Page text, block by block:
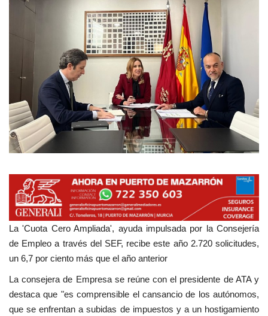
Reportajes
Mapa de Mazarrón
Vídeos
Galerías
Empresas
La 'Cuota Cero Ampliada', ayuda impulsada por la Consejería
de Empleo a través del SEF, recibe este año 2.720 solicitudes,
un 6,7 por ciento más que el año anterior
La consejera de Empresa se reúne con el presidente de ATA y
destaca que "es comprensible el cansancio de los autónomos,
que se enfrentan a subidas de impuestos y a un hostigamiento